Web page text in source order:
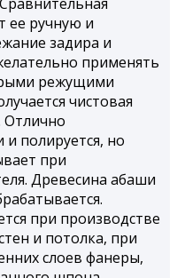
ее ручную и
задира и
применять
режущими
чистовая
Отлично
и полируется, но
при
Древесина абаши
при производстве
и потолка, при
слоев фанеры,